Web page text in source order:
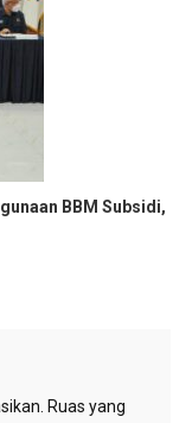
BBM Subsidi,
Ruas yang